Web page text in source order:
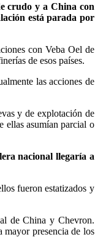
crudo y a China con
está parada por
con Veba Oel de
de esos países.
las acciones de
y de explotación de
ellas asumían parcial o
nacional llegaría a
fueron estatizados y
de China y Chevron.
presencia de los